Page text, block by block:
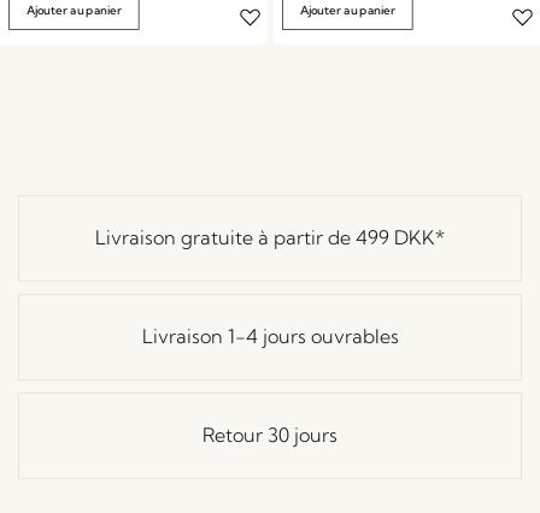
Ajouter au panier Ajouter au panier
Livraison gratuite à partir de 499 DKK*
Livraison 1-4 jours ouvrables
Retour 30 jours